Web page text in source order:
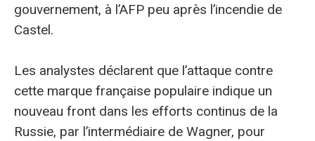
gouvernement, à l’AFP peu après l’incendie de
Castel.
Les analystes déclarent que l’attaque contre
cette marque française populaire indique un
nouveau front dans les efforts continus de la
Russie, par l’intermédiaire de Wagner, pour